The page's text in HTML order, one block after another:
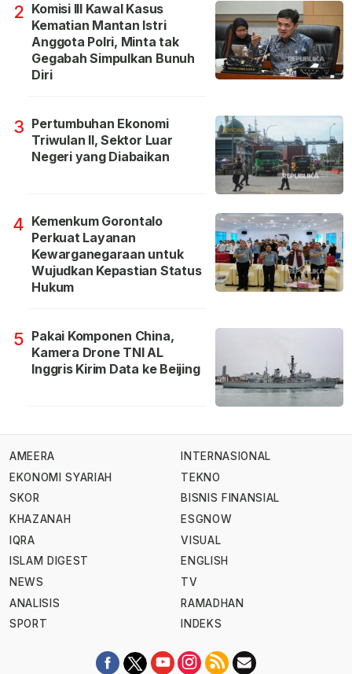
2 Komisi III Kawal Kasus
Kematian Mantan Istri
Anggota Polri, Minta tak
Gegabah Simpulkan Bunuh
Diri
3 Pertumbuhan Ekonomi
Triwulan II, Sektor Luar
Negeri yang Diabaikan
4 Kemenkum Gorontalo
Perkuat Layanan
Kewarganegaraan untuk
Wujudkan Kepastian Status
Hukum
5 Pakai Komponen China,
Kamera Drone TNI AL
Inggris Kirim Data ke Beijing
AMEERA
EKONOMI SYARIAH
SKOR
KHAZANAH
IQRA
ISLAM DIGEST
NEWS
ANALISIS
SPORT
INTERNASIONAL
TEKNO
BISNIS FINANSIAL
ESGNOW
VISUAL
ENGLISH
TV
RAMADHAN
INDEKS